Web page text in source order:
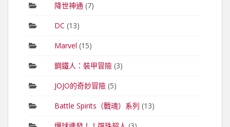
降世神通 (7)
DC (13)
Marvel (15)
鋼鐵人：裝甲冒險(3)
JOJO的奇妙冒險(5)
Battle Spirits（戰魂）系列 (13)